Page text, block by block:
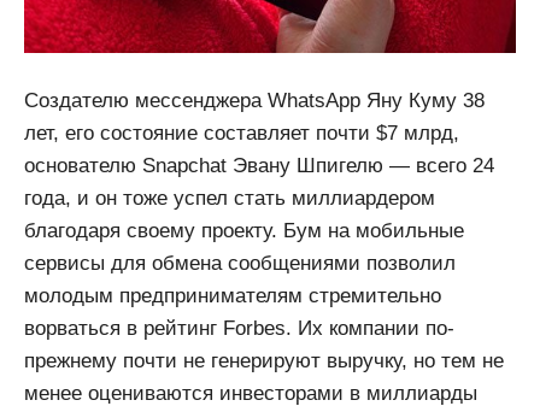
Создателю мессенджера WhatsApp Яну Куму 38
лет, его состояние составляет почти $7 млрд,
основателю Snapchat Эвану Шпигелю — всего 24
года, и он тоже успел стать миллиардером
благодаря своему проекту. Бум на мобильные
сервисы для обмена сообщениями позволил
молодым предпринимателям стремительно
ворваться в рейтинг Forbes. Их компании по-
прежнему почти не генерируют выручку, но тем не
менее оцениваются инвесторами в миллиарды